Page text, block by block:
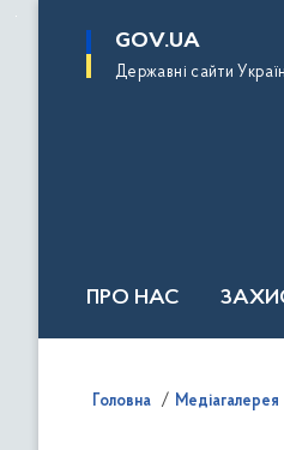
основного
GOV.UA
Державні сайти
ПРО НАС
Головна Медіагалерея